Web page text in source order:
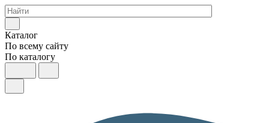
Каталог
По всему сайту
По каталогу